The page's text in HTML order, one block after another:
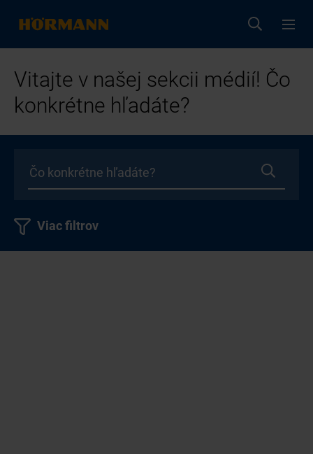
Vitajte v našej sekcii médií! Čo
konkrétne hľadáte?
Viac filtrov